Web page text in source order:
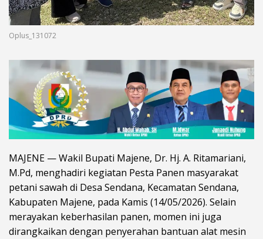
Oplus_131072
MAJENE — Wakil Bupati Majene, Dr. Hj. A. Ritamariani,
M.Pd, menghadiri kegiatan Pesta Panen masyarakat
petani sawah di Desa Sendana, Kecamatan Sendana,
Kabupaten Majene, pada Kamis (14/05/2026). Selain
merayakan keberhasilan panen, momen ini juga
dirangkaikan dengan penyerahan bantuan alat mesin